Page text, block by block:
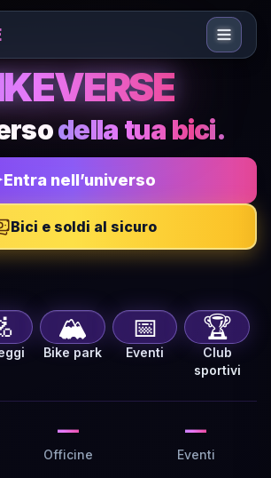
bici, officine, marketplace e
della tua bici.
Entra nell’universo
Bici e soldi al sicuro
🏔️
Bike park
📅
Eventi
🏆
Club
sportivi
—
Officine
—
Eventi